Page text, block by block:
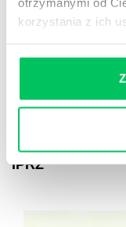
korzystania z ich
OBSŁUGA
ETYKA I
IPRZ